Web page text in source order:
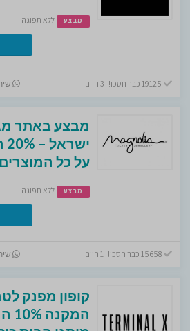
מבצע ללא תפוגה
מבצע באתר
על כל
מבצע ללא תפוגה
15658 כבר חסכו! 1 היום